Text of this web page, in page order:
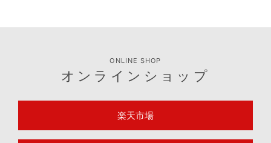
ONLINE SHOP
オンラインショップ
楽天市場